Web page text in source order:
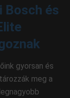
Bosch és
gyorsan és
meg a